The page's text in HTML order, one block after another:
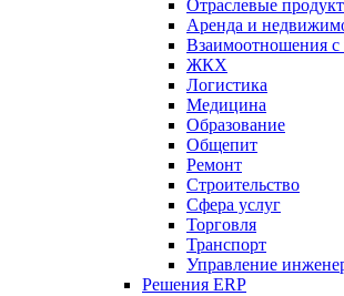
Отраслевые
Аренда и
Взаимоотношения
ЖКХ
Логистика
Медицина
Образование
Общепит
Ремонт
Строительство
Сфера услуг
Торговля
Транспорт
Управление
Решения ERP